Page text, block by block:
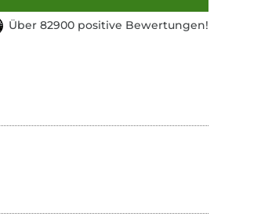
Über 82900 positive Bewertungen!